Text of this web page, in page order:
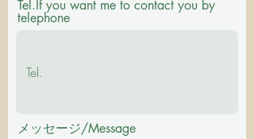
Tel.If you want me to contact you by
telephone
メッセージ/Message